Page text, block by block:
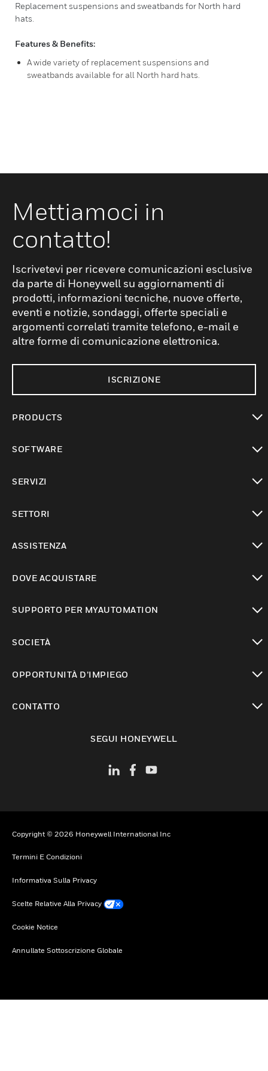
Replacement suspensions and sweatbands for North hard
hats.
Features & Benefits:
A wide variety of replacement suspensions and
sweatbands available for all North hard hats.
Mettiamoci in
contatto!
Iscrivetevi per ricevere comunicazioni esclusive
da parte di Honeywell su aggiornamenti di
prodotti, informazioni tecniche, nuove offerte,
eventi e notizie, sondaggi, offerte speciali e
argomenti correlati tramite telefono, e-mail e
altre forme di comunicazione elettronica.
ISCRIZIONE
PRODUCTS
SOFTWARE
SERVIZI
SETTORI
ASSISTENZA
DOVE ACQUISTARE
SUPPORTO PER MYAUTOMATION
SOCIETÀ
OPPORTUNITÀ D’IMPIEGO
CONTATTO
SEGUI HONEYWELL
Copyright © 2026 Honeywell International Inc
Termini E Condizioni
Informativa Sulla Privacy
Scelte Relative Alla Privacy
Cookie Notice
Annullate Sottoscrizione Globale